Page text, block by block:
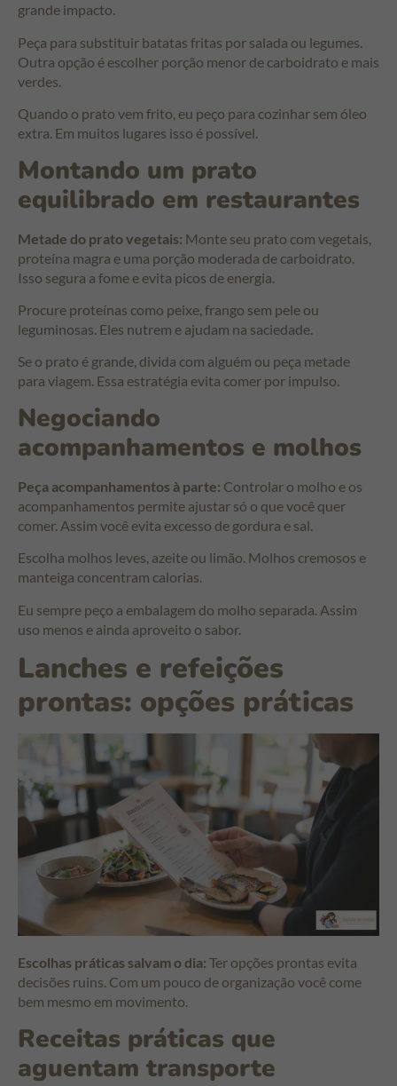
grande impacto.
Peça para substituir batatas fritas por salada ou legumes.
Outra opção é escolher porção menor de carboidrato e mais
verdes.
Quando o prato vem frito, eu peço para cozinhar sem óleo
extra. Em muitos lugares isso é possível.
Montando um prato
equilibrado em restaurantes
Metade do prato vegetais: Monte seu prato com vegetais,
proteína magra e uma porção moderada de carboidrato.
Isso segura a fome e evita picos de energia.
Procure proteínas como peixe, frango sem pele ou
leguminosas. Eles nutrem e ajudam na saciedade.
Se o prato é grande, divida com alguém ou peça metade
para viagem. Essa estratégia evita comer por impulso.
Negociando
acompanhamentos e molhos
Peça acompanhamentos à parte: Controlar o molho e os
acompanhamentos permite ajustar só o que você quer
comer. Assim você evita excesso de gordura e sal.
Escolha molhos leves, azeite ou limão. Molhos cremosos e
manteiga concentram calorias.
Eu sempre peço a embalagem do molho separada. Assim
uso menos e ainda aproveito o sabor.
Lanches e refeições
prontas: opções práticas
Escolhas práticas salvam o dia: Ter opções prontas evita
decisões ruins. Com um pouco de organização você come
bem mesmo em movimento.
Receitas práticas que
aguentam transporte